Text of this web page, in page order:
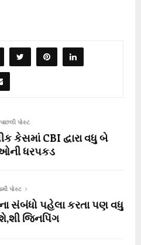
પાછલી પોસ્ટ
કેસમાં CBI દ્વારા વધુ બે
ધરપકડ
પોસ્ટ
સંબંધો પહેલા કરતા પણ વધુ
જિનપિંગ